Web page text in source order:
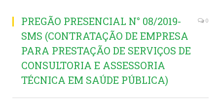
PREGÃO PRESENCIAL N° 08/2019-
SMS (CONTRATAÇÃO DE EMPRESA
PARA PRESTAÇÃO DE SERVIÇOS DE
CONSULTORIA E ASSESSORIA
TÉCNICA EM SAÚDE PÚBLICA)
0